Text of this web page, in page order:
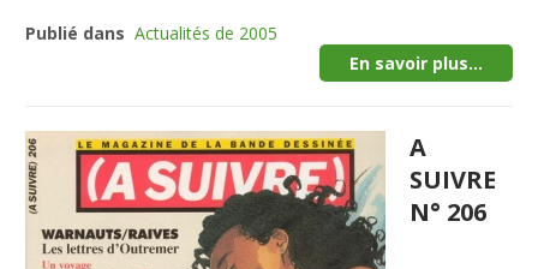
Publié dans Actualités de 2005
En savoir plus...
A
SUIVRE
N° 206